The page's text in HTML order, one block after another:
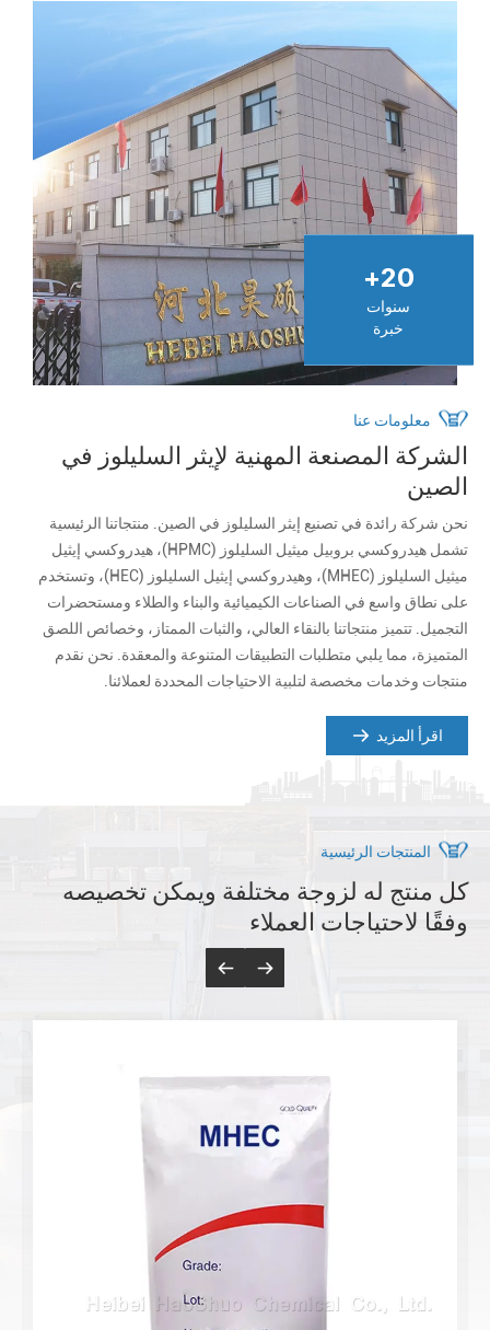
20
+
سنوات
خبرة
معلومات عنا
الشركة المصنعة المهنية لإيثر السليلوز في
الصين
نحن شركة رائدة في تصنيع إيثر السليلوز في الصين. منتجاتنا الرئيسية
تشمل هيدروكسي بروبيل ميثيل السليلوز (HPMC)، هيدروكسي إيثيل
ميثيل السليلوز (MHEC)، وهيدروكسي إيثيل السليلوز (HEC)، وتستخدم
على نطاق واسع في الصناعات الكيميائية والبناء والطلاء ومستحضرات
التجميل. تتميز منتجاتنا بالنقاء العالي، والثبات الممتاز، وخصائص اللصق
المتميزة، مما يلبي متطلبات التطبيقات المتنوعة والمعقدة. نحن نقدم
منتجات وخدمات مخصصة لتلبية الاحتياجات المحددة لعملائنا.
اقرأ المزيد
المنتجات الرئيسية
كل منتج له لزوجة مختلفة ويمكن تخصيصه
وفقًا لاحتياجات العملاء